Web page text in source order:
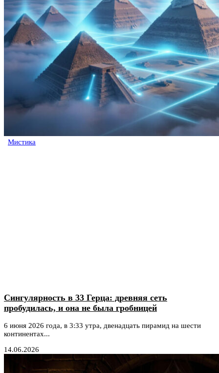
Мистика
Сингулярность в 33 Герца: древняя сеть
пробудилась, и она не была гробницей
6 июня 2026 года, в 3:33 утра, двенадцать пирамид на шести
континентах...
14.06.2026